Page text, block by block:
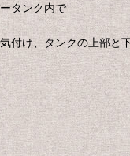
タンク内で
付け、タンクの上部と